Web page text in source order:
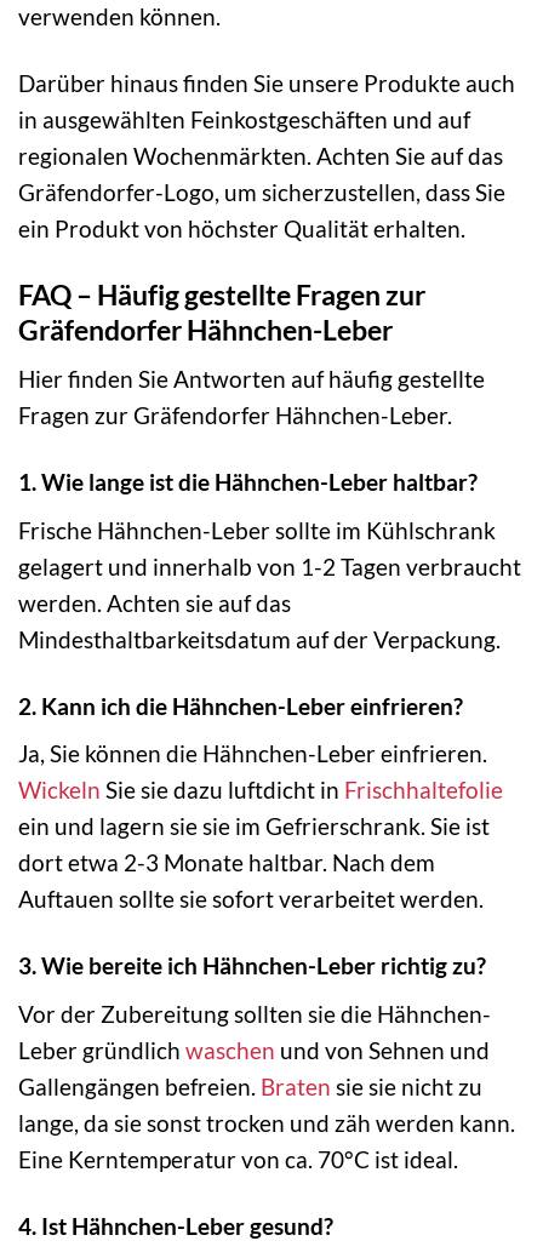
verwenden können.
Darüber hinaus finden Sie unsere Produkte auch
in ausgewählten Feinkostgeschäften und auf
regionalen Wochenmärkten. Achten Sie auf das
Gräfendorfer-Logo, um sicherzustellen, dass Sie
ein Produkt von höchster Qualität erhalten.
FAQ – Häufig gestellte Fragen zur
Gräfendorfer Hähnchen-Leber
Hier finden Sie Antworten auf häufig gestellte
Fragen zur Gräfendorfer Hähnchen-Leber.
1. Wie lange ist die Hähnchen-Leber haltbar?
Frische Hähnchen-Leber sollte im Kühlschrank
gelagert und innerhalb von 1-2 Tagen verbraucht
werden. Achten sie auf das
Mindesthaltbarkeitsdatum auf der Verpackung.
2. Kann ich die Hähnchen-Leber einfrieren?
Ja, Sie können die Hähnchen-Leber einfrieren.
Wickeln Sie sie dazu luftdicht in Frischhaltefolie
ein und lagern sie sie im Gefrierschrank. Sie ist
dort etwa 2-3 Monate haltbar. Nach dem
Auftauen sollte sie sofort verarbeitet werden.
3. Wie bereite ich Hähnchen-Leber richtig zu?
Vor der Zubereitung sollten sie die Hähnchen-
Leber gründlich waschen und von Sehnen und
Gallengängen befreien. Braten sie sie nicht zu
lange, da sie sonst trocken und zäh werden kann.
Eine Kerntemperatur von ca. 70°C ist ideal.
4. Ist Hähnchen-Leber gesund?